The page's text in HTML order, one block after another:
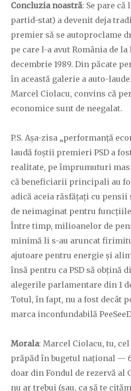
Concluzia noastră: Se pare că
partid-stat) a devenit deja
premier să se autoproclame
pe care l-a avut România de
decembrie 1989. Din păcate
în această galerie a auto-
Marcel Ciolacu, convins că
economice sunt de neegalat.
P.S. Așa-zisa „performanță
laudă foștii premieri PSD a
realitate, pe împrumuturi
că beneficiarii principali au
adică aceia răsfățați cu
de neimaginat pentru
Între timp, milioanelor de
minimă li s-au aruncat
ajutoare pentru energie și
însă pentru ca PSD să obțină
alegerile parlamentare din 1
Totul, în fapt, nu a fost decât
marca inconfundabilă
Morala: Marcel Ciolacu, tu,
prăpăd în bugetul național —
doar din Fondul de rezervă
nu ar trebui (sau, ca să te